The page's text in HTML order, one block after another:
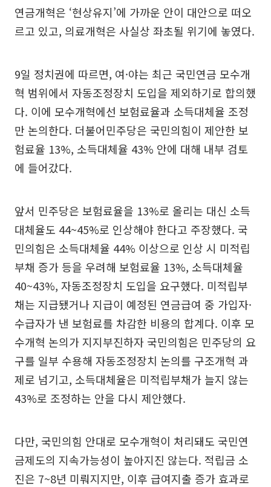
연금개혁은 ‘현상유지’에 가까운 안이 대안으로 떠오
르고 있고, 의료개혁은 사실상 좌초될 위기에 놓였다.
9일 정치권에 따르면, 여·야는 최근 국민연금 모수개
혁 범위에서 자동조정장치 도입을 제외하기로 합의했
다. 이에 모수개혁에선 보험료율과 소득대체율 조정
만 논의한다. 더불어민주당은 국민의힘이 제안한 보
험료율 13%, 소득대체율 43% 안에 대해 내부 검토
에 들어갔다.
앞서 민주당은 보험료율을 13%로 올리는 대신 소득
대체율도 44~45%로 인상해야 한다고 주장했다. 국
민의힘은 소득대체율 44% 이상으로 인상 시 미적립
부채 증가 등을 우려해 보험료율 13%, 소득대체율
40~43%, 자동조정장치 도입을 요구했다. 미적립부
채는 지급됐거나 지급이 예정된 연금급여 중 가입자·
수급자가 낸 보험료를 차감한 비용의 합계다. 이후 모
수개혁 논의가 지지부진하자 국민의힘은 민주당의 요
구를 일부 수용해 자동조정장치 논의를 구조개혁 과
제로 넘기고, 소득대체율은 미적립부채가 늘지 않는
43%로 조정하는 안을 다시 제안했다.
다만, 국민의힘 안대로 모수개혁이 처리돼도 국민연
금제도의 지속가능성이 높아지진 않는다. 적립금 소
진은 7~8년 미뤄지지만, 이후 급여지출 증가 효과로